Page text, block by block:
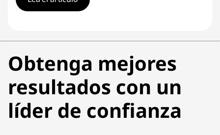
Obtenga mejores
resultados con un
líder de confianza